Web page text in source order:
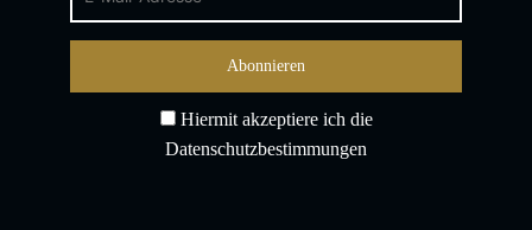
Hiermit akzeptiere ich die
Datenschutzbestimmungen